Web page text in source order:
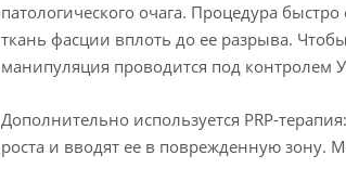
патологического очага. Процедура
ткань фасции вплоть до ее разрыва.
манипуляция проводится под контролем
Дополнительно используется PRP-
роста и вводят ее в поврежденную зону.